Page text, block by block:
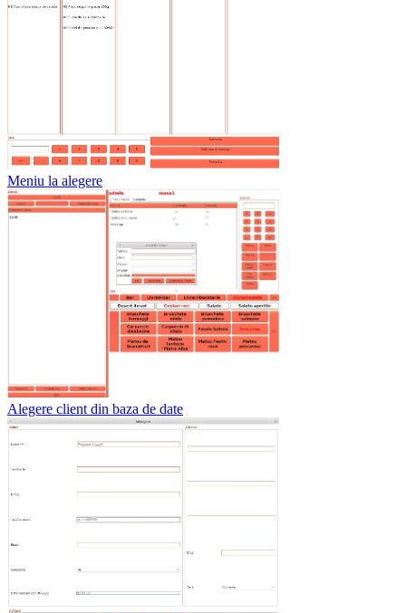
Meniu la alegere
Alegere client din baza de date